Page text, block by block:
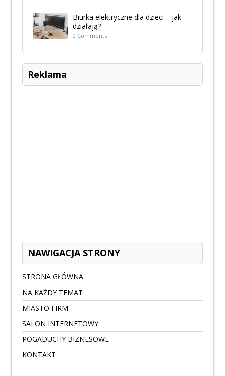
Biurka elektryczne dla dzieci – jak
działają?
0 Comments
Reklama
NAWIGACJA STRONY
STRONA GŁÓWNA
NA KAŻDY TEMAT
MIASTO FIRM
SALON INTERNETOWY
POGADUCHY BIZNESOWE
KONTAKT